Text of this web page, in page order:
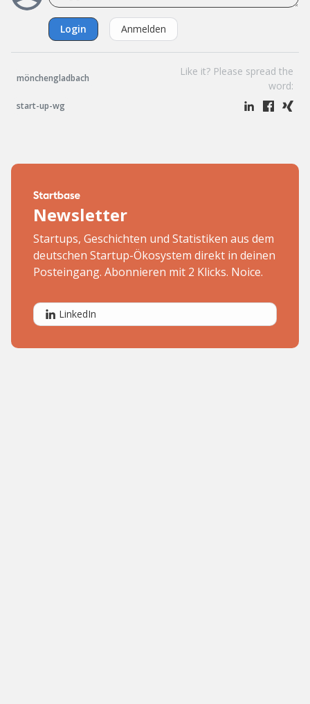
Login Anmelden
mönchengladbach
start-up-wg
Like it? Please spread the
word:
Newsletter
Startups, Geschichten und Statistiken aus dem
deutschen Startup-Ökosystem direkt in deinen
Posteingang. Abonnieren mit 2 Klicks. Noice.
LinkedIn